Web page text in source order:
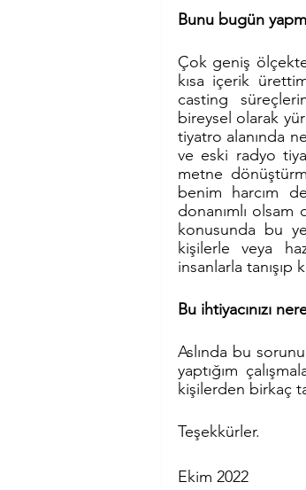
Bunu bugün
Çok geniş
kısa içerik
casting
bireysel olarak
tiyatro alanında
ve eski radyo
metne
benim harcım
donanımlı olsam
konusunda bu
kişilerle veya
insanlarla
Bu ihtiyacınızı
Aslında bu
yaptığım
kişilerden birkaç
Teşekkürler.
Ekim 2022